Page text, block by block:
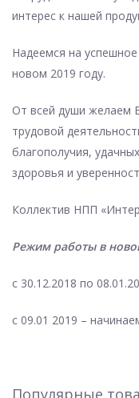
интерес к нашей
Надеемся на
новом 2019 году.
От всей души желаем
трудовой
благополучия,
здоровья и
Коллектив НПП
Режим работы в
с 30.12.2018 по
с 09.01 2019 –
Популярные